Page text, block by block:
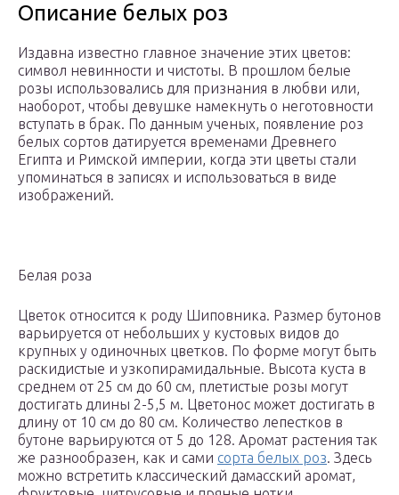
Описание белых роз
Издавна известно главное значение этих цветов:
символ невинности и чистоты. В прошлом белые
розы использовались для признания в любви или,
наоборот, чтобы девушке намекнуть о неготовности
вступать в брак. По данным ученых, появление роз
белых сортов датируется временами Древнего
Египта и Римской империи, когда эти цветы стали
упоминаться в записях и использоваться в виде
изображений.
Белая роза
Цветок относится к роду Шиповника. Размер бутонов
варьируется от небольших у кустовых видов до
крупных у одиночных цветков. По форме могут быть
раскидистые и узкопирамидальные. Высота куста в
среднем от 25 см до 60 см, плетистые розы могут
достигать длины 2-5,5 м. Цветонос может достигать в
длину от 10 см до 80 см. Количество лепестков в
бутоне варьируются от 5 до 128. Аромат растения так
же разнообразен, как и сами сорта белых роз. Здесь
можно встретить классический дамасский аромат,